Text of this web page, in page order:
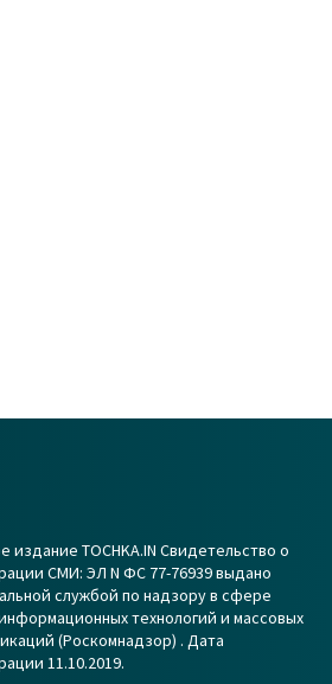
издание TOCHKA.IN Свидетельство о
СМИ: ЭЛ N ФС 77-76939 выдано
службой по надзору в сфере
технологий и массовых
(Роскомнадзор) . Дата
11.10.2019.